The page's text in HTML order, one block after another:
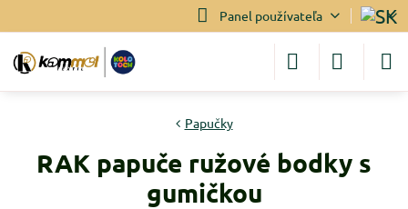
Panel používateľa
Papučky
RAK papuče ružové bodky s
gumičkou